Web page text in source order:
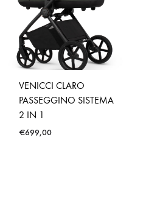
VENICCI CLARO
PASSEGGINO SISTEMA
2 IN 1
€699,00